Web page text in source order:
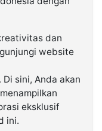
dan
website
Di sini, Anda akan
eksklusif
ini.